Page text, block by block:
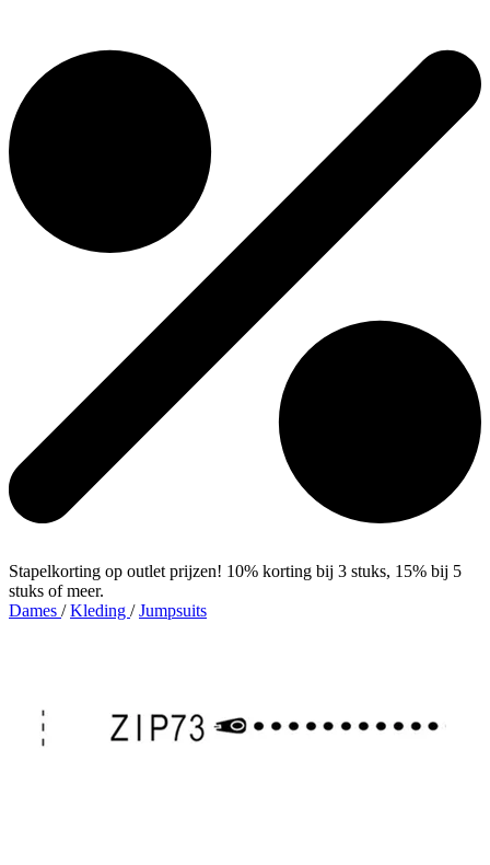
Stapelkorting op outlet prijzen! 10% korting bij 3 stuks, 15% bij 5
stuks of meer.
Dames / Kleding / Jumpsuits